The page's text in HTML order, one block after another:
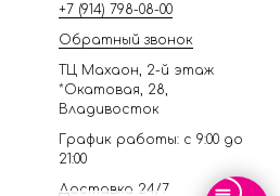
+7 (914) 798-08-00
Обратный звонок
ТЦ Махаон, 2-й этаж
*Окатовая, 28,
Владивосток
График работы: с 9:00 до
21:00
Доставка 24/7